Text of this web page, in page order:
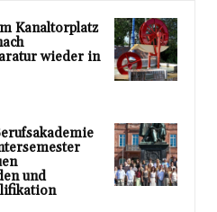
Kanaltorplatz
wieder in
und